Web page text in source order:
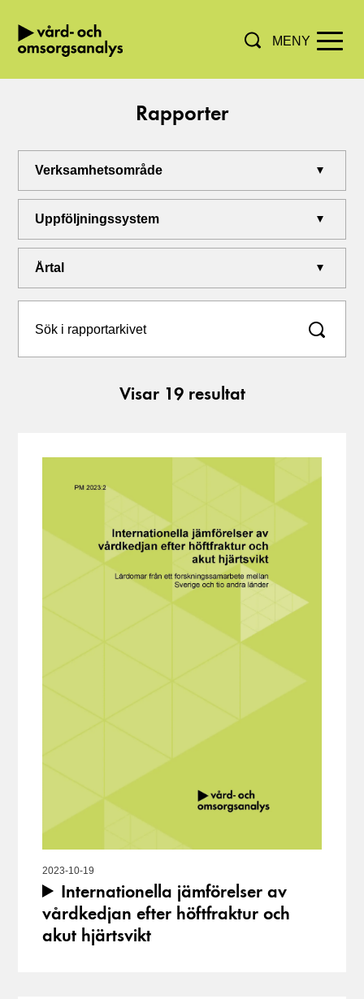
Hoppa direkt till innehållet.
MENY
Rapporter
Filtrera sökresultat genom att välja
Verksamhetsområde
Visar 19resultat
2023-10-19
Internationella jämförelser av
vårdkedjan efter höftfraktur och
akut hjärtsvikt